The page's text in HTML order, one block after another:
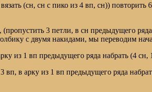
(сн, сн с пико из 4 вп, сн))
3 петли, в сн предыдущего
с двумя накидами, мы переводим
из 1 вп предыдущего ряда набрать (4
вп, в арку из 1 вп предыдущего ряда